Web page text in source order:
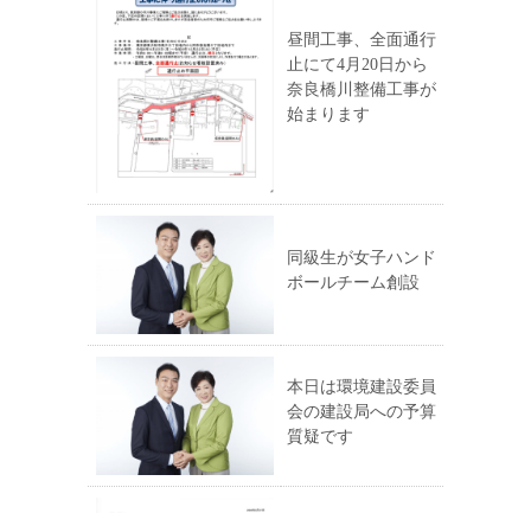
昼間工事、全面通行
止にて4月20日から
奈良橋川整備工事が
始まります
同級生が女子ハンド
ボールチーム創設
本日は環境建設委員
会の建設局への予算
質疑です